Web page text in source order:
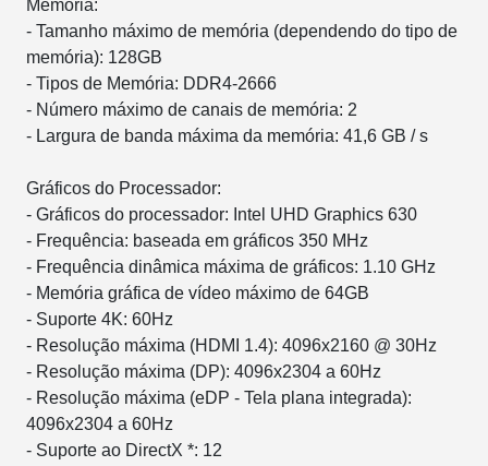
Memória:
- Tamanho máximo de memória (dependendo do tipo de
memória): 128GB
- Tipos de Memória: DDR4-2666
- Número máximo de canais de memória: 2
- Largura de banda máxima da memória: 41,6 GB / s
Gráficos do Processador:
- Gráficos do processador: Intel UHD Graphics 630
- Frequência: baseada em gráficos 350 MHz
- Frequência dinâmica máxima de gráficos: 1.10 GHz
- Memória gráfica de vídeo máximo de 64GB
- Suporte 4K: 60Hz
- Resolução máxima (HDMI 1.4): 4096x2160 @ 30Hz
- Resolução máxima (DP): 4096x2304 a 60Hz
- Resolução máxima (eDP - Tela plana integrada):
4096x2304 a 60Hz
- Suporte ao DirectX *: 12